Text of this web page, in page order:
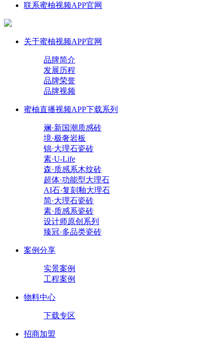
联系蜜柚视频APP官网
关于蜜柚视频APP官网
品牌简介
发展历程
品牌荣誉
品牌视频
蜜柚直播视频APP下载系列
斓·新国潮质感砖
境·极奢岩板
锦·大理石瓷砖
素·U-Life
森·质感系木纹砖
超体·功能型大理石
AI石·复刻釉大理石
简·大理石瓷砖
素·质感系瓷砖
设计师原创系列
臻冠·多品类瓷砖
案例分享
实景案例
工程案例
物料中心
下载专区
招商加盟